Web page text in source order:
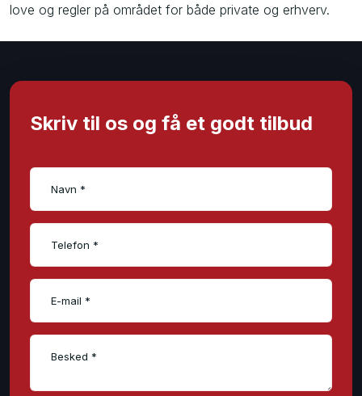
love og regler på området for både private og erhverv.
Skriv til os og få et godt tilbud​